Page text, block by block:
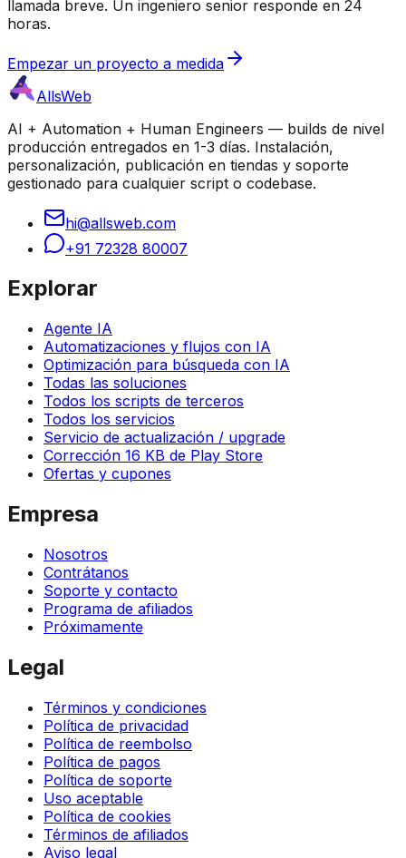
llamada breve. Un ingeniero senior responde en 24
horas.
Empezar un proyecto a medida
AllsWeb
AI + Automation + Human Engineers — builds de nivel
producción entregados en 1-3 días. Instalación,
personalización, publicación en tiendas y soporte
gestionado para cualquier script o codebase.
hi@allsweb.com
+91 72328 80007
Explorar
Agente IA
Automatizaciones y flujos con IA
Optimización para búsqueda con IA
Todas las soluciones
Todos los scripts de terceros
Todos los servicios
Servicio de actualización / upgrade
Corrección 16 KB de Play Store
Ofertas y cupones
Empresa
Nosotros
Contrátanos
Soporte y contacto
Programa de afiliados
Próximamente
Legal
Términos y condiciones
Política de privacidad
Política de reembolso
Política de pagos
Política de soporte
Uso aceptable
Política de cookies
Términos de afiliados
Aviso legal